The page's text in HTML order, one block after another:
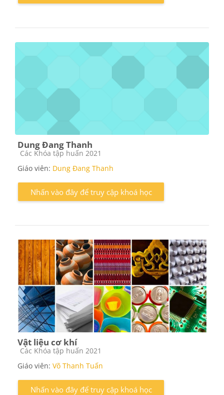
Dung Đang Thanh
Các loại khóa học
Các Khóa tập huấn 2021
Giáo viên: Dung Đang Thanh
Nhấn vào đây để truy cập khoá học
Vật liệu cơ khí
Các loại khóa học
Các Khóa tập huấn 2021
Giáo viên: Võ Thanh Tuấn
Nhấn vào đây để truy cập khoá học